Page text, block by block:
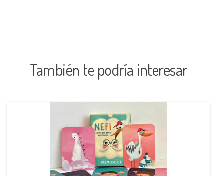
También te podría interesar